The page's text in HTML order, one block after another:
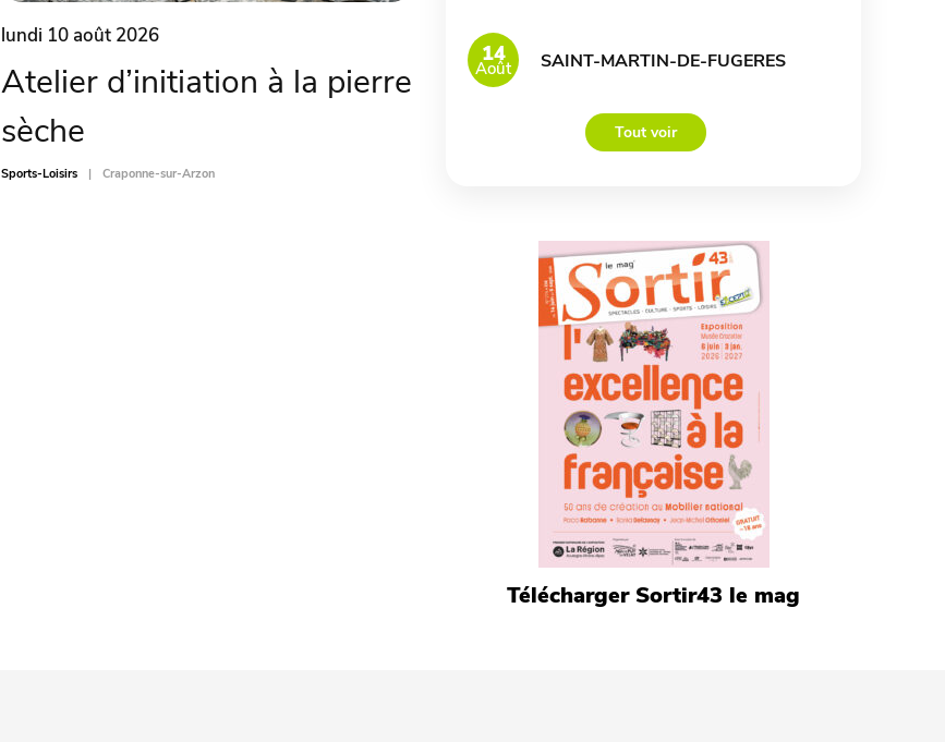
lundi 10 août 2026
Atelier d’initiation à la pierre
sèche
Sports-Loisirs Craponne-sur-Arzon
14
Août SAINT-MARTIN-DE-FUGERES
Tout voir
Télécharger Sortir43 le mag